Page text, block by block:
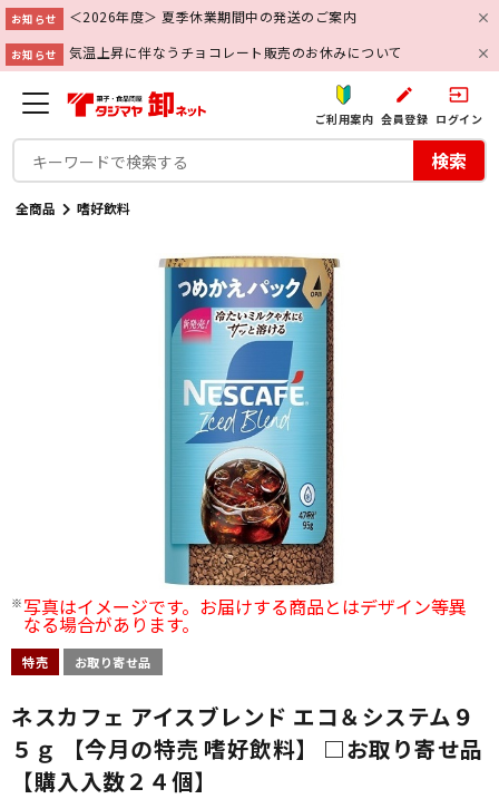
お知らせ ＜2026年度＞ 夏季休業期間中の発送のご案内
お知らせ 気温上昇に伴なうチョコレート販売のお休みについて
ご利用案内
create
会員登録
input
ログイン
検索
全商品 嗜好飲料
写真はイメージです。お届けする商品とはデザイン等異
なる場合があります。
特売 お取り寄せ品
ネスカフェ アイスブレンド エコ＆システム９
５ｇ 【今月の特売 嗜好飲料】 □お取り寄せ品
【購入入数２４個】